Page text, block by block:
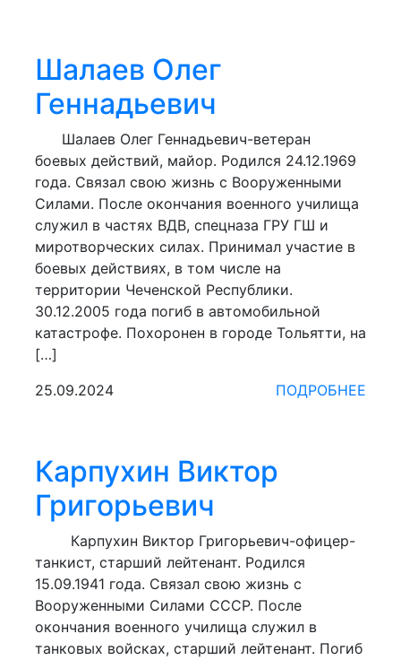
Шалаев Олег
Геннадьевич
Шалаев Олег Геннадьевич-ветеран
боевых действий, майор. Родился 24.12.1969
года. Связал свою жизнь с Вооруженными
Силами. После окончания военного училища
служил в частях ВДВ, спецназа ГРУ ГШ и
миротворческих силах. Принимал участие в
боевых действиях, в том числе на
территории Чеченской Республики.
30.12.2005 года погиб в автомобильной
катастрофе. Похоронен в городе Тольятти, на
[…]
25.09.2024
ПОДРОБНЕЕ
Карпухин Виктор
Григорьевич
Карпухин Виктор Григорьевич-офицер-
танкист, старший лейтенант. Родился
15.09.1941 года. Связал свою жизнь с
Вооруженными Силами СССР. После
окончания военного училища служил в
танковых войсках, старший лейтенант. Погиб